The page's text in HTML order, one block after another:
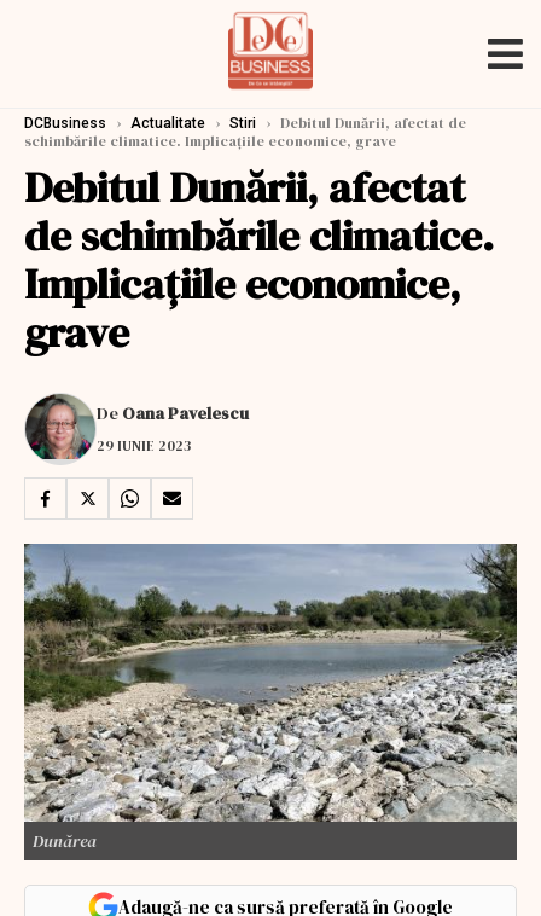
DCBusiness › Actualitate › Stiri › Debitul Dunării, afectat de
schimbările climatice. Implicațiile economice, grave
Debitul Dunării, afectat
de schimbările climatice.
Implicațiile economice,
grave
De Oana Pavelescu
29 IUNIE 2023
Dunărea
Adaugă-ne ca sursă preferată în Google